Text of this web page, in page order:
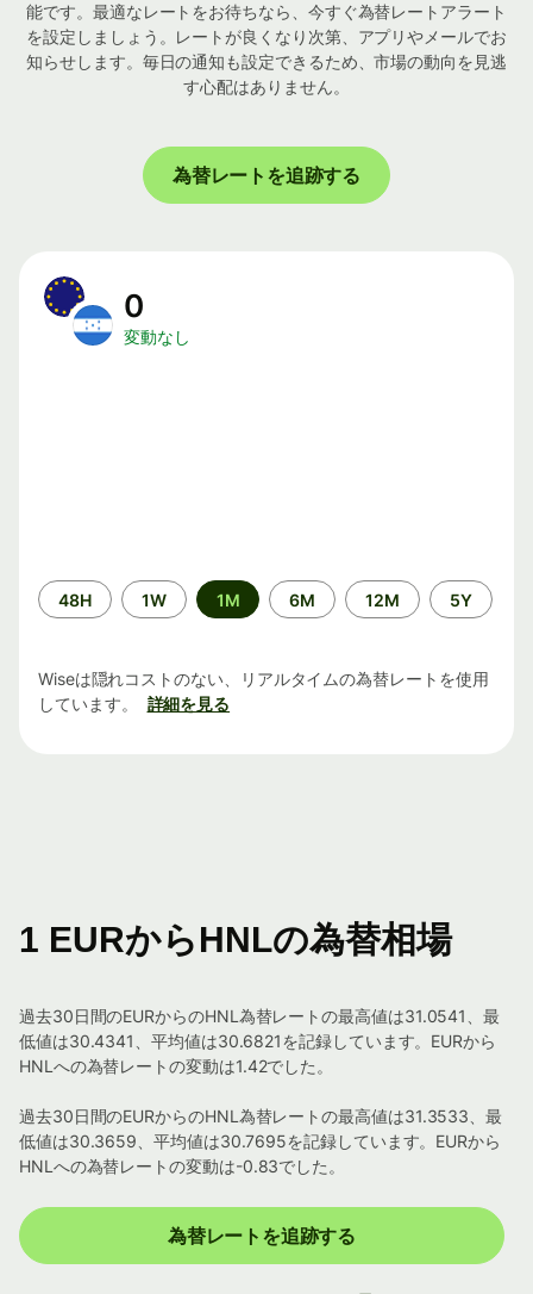
能です。最適なレートをお待ちなら、今すぐ為替レートアラート
を設定しましょう。レートが良くなり次第、アプリやメールでお
知らせします。毎日の通知も設定できるため、市場の動向を見逃
す心配はありません。
為替レートを追跡する
0
変動なし
期
間
48H 1W 1M 6M 12M 5Y
Wiseは隠れコストのない、リアルタイムの為替レートを使用
しています。
詳細を見る
1 EURからHNLの為替相場
過去30日間のEURからのHNL為替レートの最高値は31.0541、最
低値は30.4341、平均値は30.6821を記録しています。EURから
HNLへの為替レートの変動は1.42でした。
過去30日間のEURからのHNL為替レートの最高値は31.3533、最
低値は30.3659、平均値は30.7695を記録しています。EURから
HNLへの為替レートの変動は-0.83でした。
為替レートを追跡する